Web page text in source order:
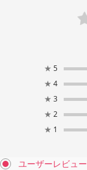
★ 5
★ 4
★ 3
★ 2
★ 1
ユーザーレビュー